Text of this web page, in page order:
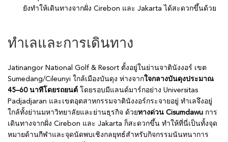
ยังทำให้เดินทางจากฝั่ง Cirebon และ Jakarta ได้สะดวกขึ้นด้วย
ทำเลและการเดินทาง
Jatinangor National Golf & Resort ตั้งอยู่ในย่านจาตินังงอร์ เขต
Sumedang/Cileunyi ใกล้เมืองบันดุง ห่างจาก ใจกลางบันดุงประมาณ
45–60 นาทีโดยรถยนต์ โดยรอบมีแลนด์มาร์กอย่าง Universitas
Padjadjaran และเขตอุตสาหกรรมจาตินังงอร์กระจายอยู่ ทำเลจึงอยู่
ใกล้ทั้งย่านมหาวิทยาลัยและย่านธุรกิจ ด้วยทางด่วน Cisumdawu การ
เดินทางจากฝั่ง Cirebon และ Jakarta ก็สะดวกขึ้น ทำให้ที่นี่เป็นทั้งจุด
หมายด้านกีฬาและจุดนัดพบเชิงกลยุทธ์สำหรับกิจกรรมนันทนาการ